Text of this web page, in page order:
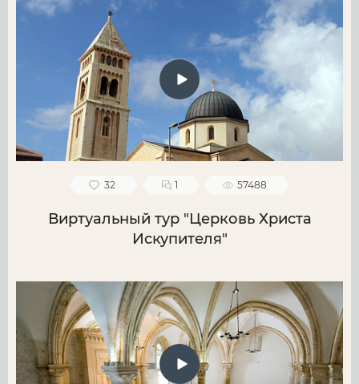
32 1 57488
Виртуальный тур "Церковь Христа
Искупителя"